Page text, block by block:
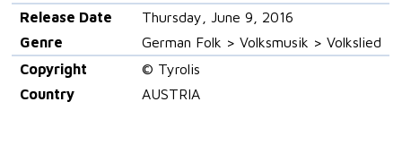
Release Date
Thursday, June 9, 2016
Genre
German Folk > Volksmusik > Volkslied
Copyright
© Tyrolis
Country
AUSTRIA